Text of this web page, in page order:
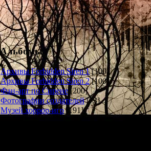
Альбомы
Архивы Forbidden Siren 1 [100]
Архивы Forbidden Siren 2 [100]
Фан-арт по Сирене [200]
Фотографии создателей [73]
Музей хоррор-игр
[191]